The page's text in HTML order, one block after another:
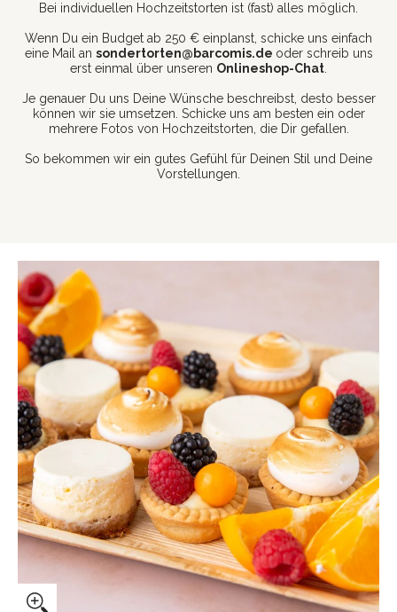
Bei individuellen Hochzeitstorten ist (fast) alles möglich.
Wenn Du ein Budget ab 250 € einplanst, schicke uns einfach
eine Mail an sondertorten@barcomis.de oder schreib uns
erst einmal über unseren Onlineshop-Chat
Je genauer Du uns Deine Wünsche beschreibst, desto besser
können wir sie umsetzen. Schicke uns am besten ein oder
mehrere Fotos von Hochzeitstorten, die Dir gefallen.
So bekommen wir ein gutes Gefühl für Deinen Stil und Deine
Vorstellungen.
Zum Hauptinhalt springen